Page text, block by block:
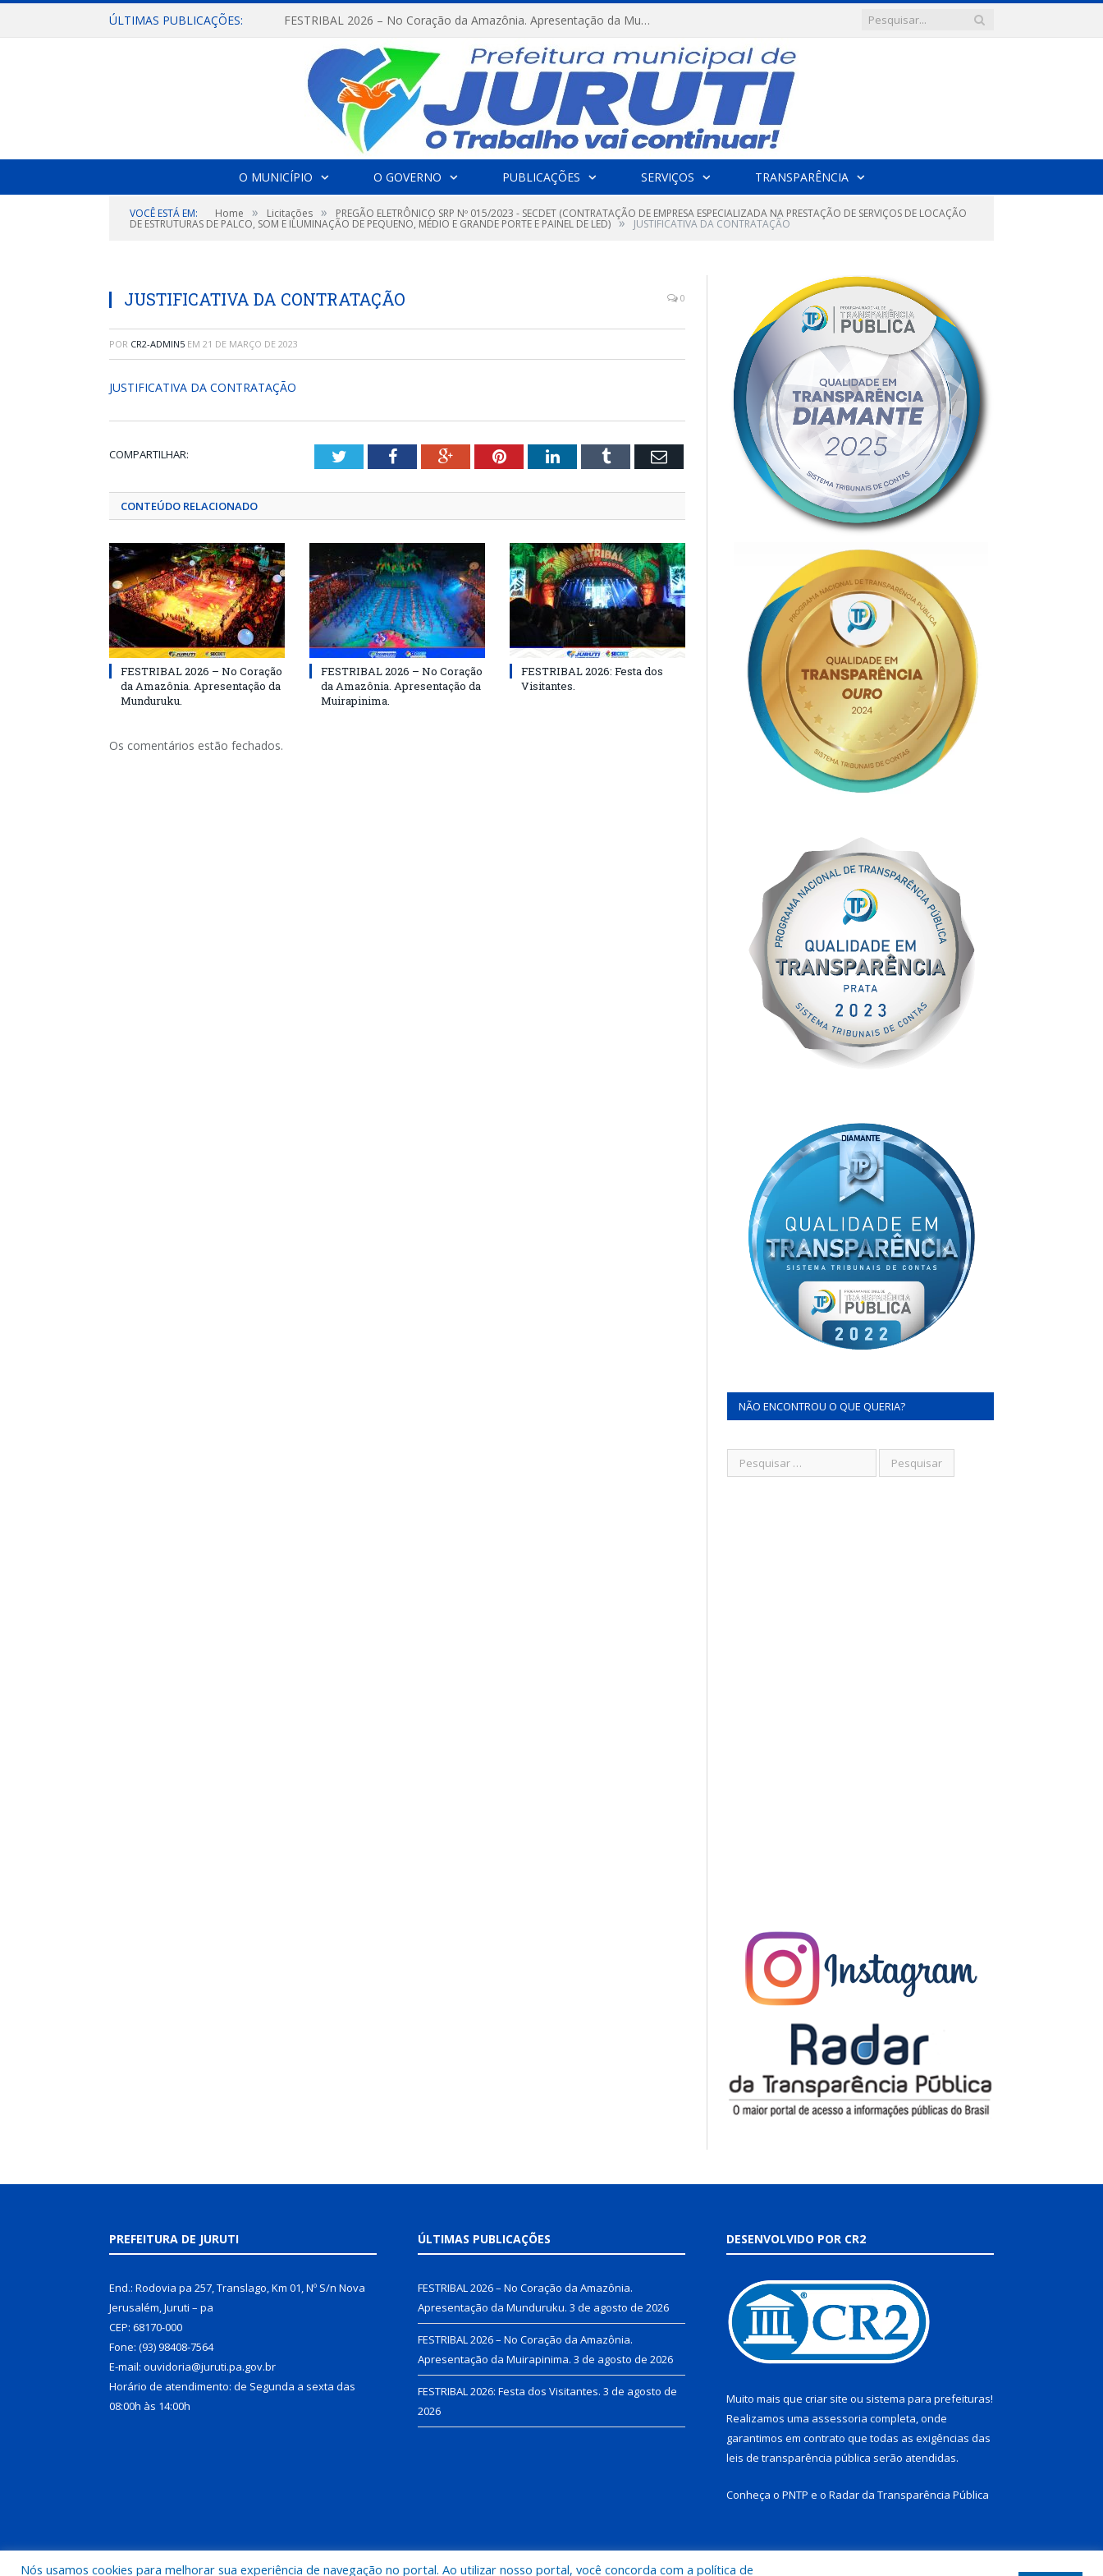
ÚLTIMAS PUBLICAÇÕES: FESTRIBAL 2026 – No Coração da Amazônia. Apresentação da Munduruku.
O MUNICÍPIO O GOVERNO PUBLICAÇÕES SERVIÇOS TRANSPARÊNCIA
VOCÊ ESTÁ EM: Home » Licitações » PREGÃO ELETRÔNICO SRP Nº 015/2023 - SECDET (CONTRATAÇÃO DE EMPRESA ESPECIALIZADA NA PRESTAÇÃO DE SERVIÇOS DE LOCAÇÃO
DE ESTRUTURAS DE PALCO, SOM E ILUMINAÇÃO DE PEQUENO, MÉDIO E GRANDE PORTE E PAINEL DE LED) » JUSTIFICATIVA DA CONTRATAÇÃO
JUSTIFICATIVA DA CONTRATAÇÃO 0
POR CR2-ADMIN5 EM 21 DE MARÇO DE 2023
JUSTIFICATIVA DA CONTRATAÇÃO
COMPARTILHAR: TwitterFacebookGoogle+PinterestLinkedInTumblr Email
CONTEÚDO RELACIONADO
FESTRIBAL 2026 – No Coração
da Amazônia. Apresentação da
Munduruku.
FESTRIBAL 2026 – No Coração
da Amazônia. Apresentação da
Muirapinima.
FESTRIBAL 2026: Festa dos
Visitantes.
Os comentários estão fechados.
NÃO ENCONTROU O QUE QUERIA?
PREFEITURA DE JURUTI
End.: Rodovia pa 257, Translago, Km 01, Nº S/n Nova
Jerusalém, Juruti – pa
CEP: 68170-000
Fone: (93) 98408-7564
E-mail: ouvidoria@juruti.pa.gov.br
Horário de atendimento: de Segunda a sexta das
08:00h às 14:00h
ÚLTIMAS PUBLICAÇÕES
FESTRIBAL 2026 – No Coração da Amazônia.
Apresentação da Munduruku. 3 de agosto de 2026
FESTRIBAL 2026 – No Coração da Amazônia.
Apresentação da Muirapinima. 3 de agosto de 2026
FESTRIBAL 2026: Festa dos Visitantes. 3 de agosto de
2026
DESENVOLVIDO POR CR2
Muito mais que criar site ou sistema para prefeituras!
Realizamos uma assessoria completa, onde
garantimos em contrato que todas as exigências das
leis de transparência pública serão atendidas.
Conheça o PNTP e o Radar da Transparência Pública
Nós usamos cookies para melhorar sua experiência de navegação no portal. Ao utilizar nosso portal, você concorda com a política de